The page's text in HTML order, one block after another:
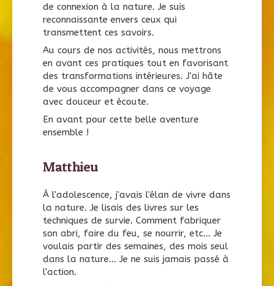
de connexion à la nature. Je suis
reconnaissante envers ceux qui
transmettent ces savoirs.
Au cours de nos activités, nous mettrons
en avant ces pratiques tout en favorisant
des transformations intérieures. J'ai hâte
de vous accompagner dans ce voyage
avec douceur et écoute.
En avant pour cette belle aventure
ensemble !
Matthieu
À l'adolescence, j'avais l'élan de vivre dans
la nature. Je lisais des livres sur les
techniques de survie. Comment fabriquer
son abri, faire du feu, se nourrir, etc... Je
voulais partir des semaines, des mois seul
dans la nature... Je ne suis jamais passé à
l'action.